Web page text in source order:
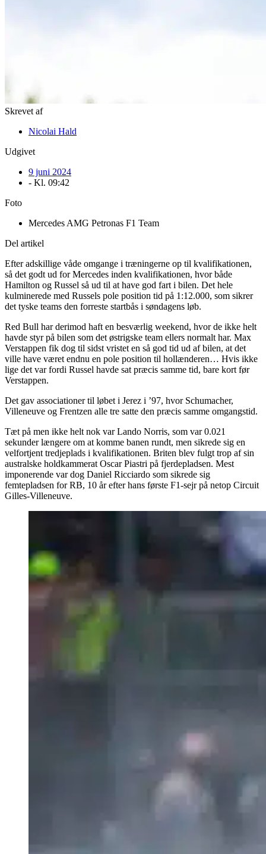
Skrevet af
Nicolai Hald
Udgivet
9 juni 2024
- Kl. 09:42
Foto
Mercedes AMG Petronas F1 Team
Del artikel
Efter adskillige våde omgange i træningerne op til kvalifikationen,
så det godt ud for Mercedes inden kvalifikationen, hvor både
Hamilton og Russel så ud til at have god fart i bilen. Det hele
kulminerede med Russels pole position tid på 1:12.000, som sikrer
det tyske teams den forreste startbås i søndagens løb.
Red Bull har derimod haft en besværlig weekend, hvor de ikke helt
havde styr på bilen som det østrigske team ellers normalt har. Max
Verstappen fik dog til sidst vristet en så god tid ud af bilen, at det
ville have været endnu en pole position til hollænderen… Hvis ikke
lige det var fordi Russel havde sat præcis samme tid, bare kort før
Verstappen.
Det gav associationer til løbet i Jerez i ’97, hvor Schumacher,
Villeneuve og Frentzen alle tre satte den præcis samme omgangstid.
Tæt på men ikke helt nok var Lando Norris, som var 0.021
sekunder længere om at komme banen rundt, men sikrede sig en
velfortjent tredjeplads i kvalifikationen. Briten blev fulgt trop af sin
australske holdkammerat Oscar Piastri på fjerdepladsen. Mest
imponerende var dog Daniel Ricciardo som sikrede sig
femtepladsen for RB, 10 år efter hans første F1-sejr på netop Circuit
Gilles-Villeneuve.